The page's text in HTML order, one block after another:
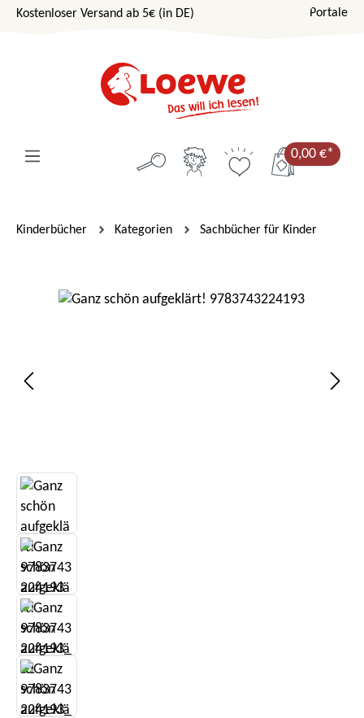
Zum Hauptinhalt springen
Kostenloser Versand ab 5€ (in DE) Portale
0,00 €*
Kinderbücher Kategorien Sachbücher für Kinder
Bildergalerie überspringen